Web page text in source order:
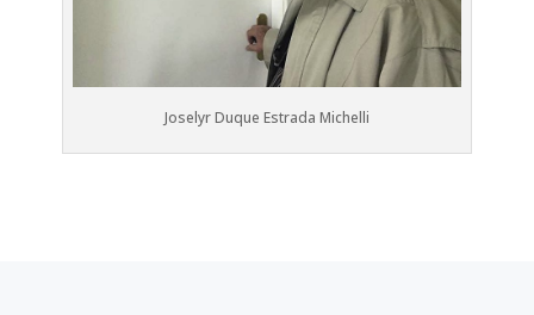
Joselyr Duque Estrada Michelli